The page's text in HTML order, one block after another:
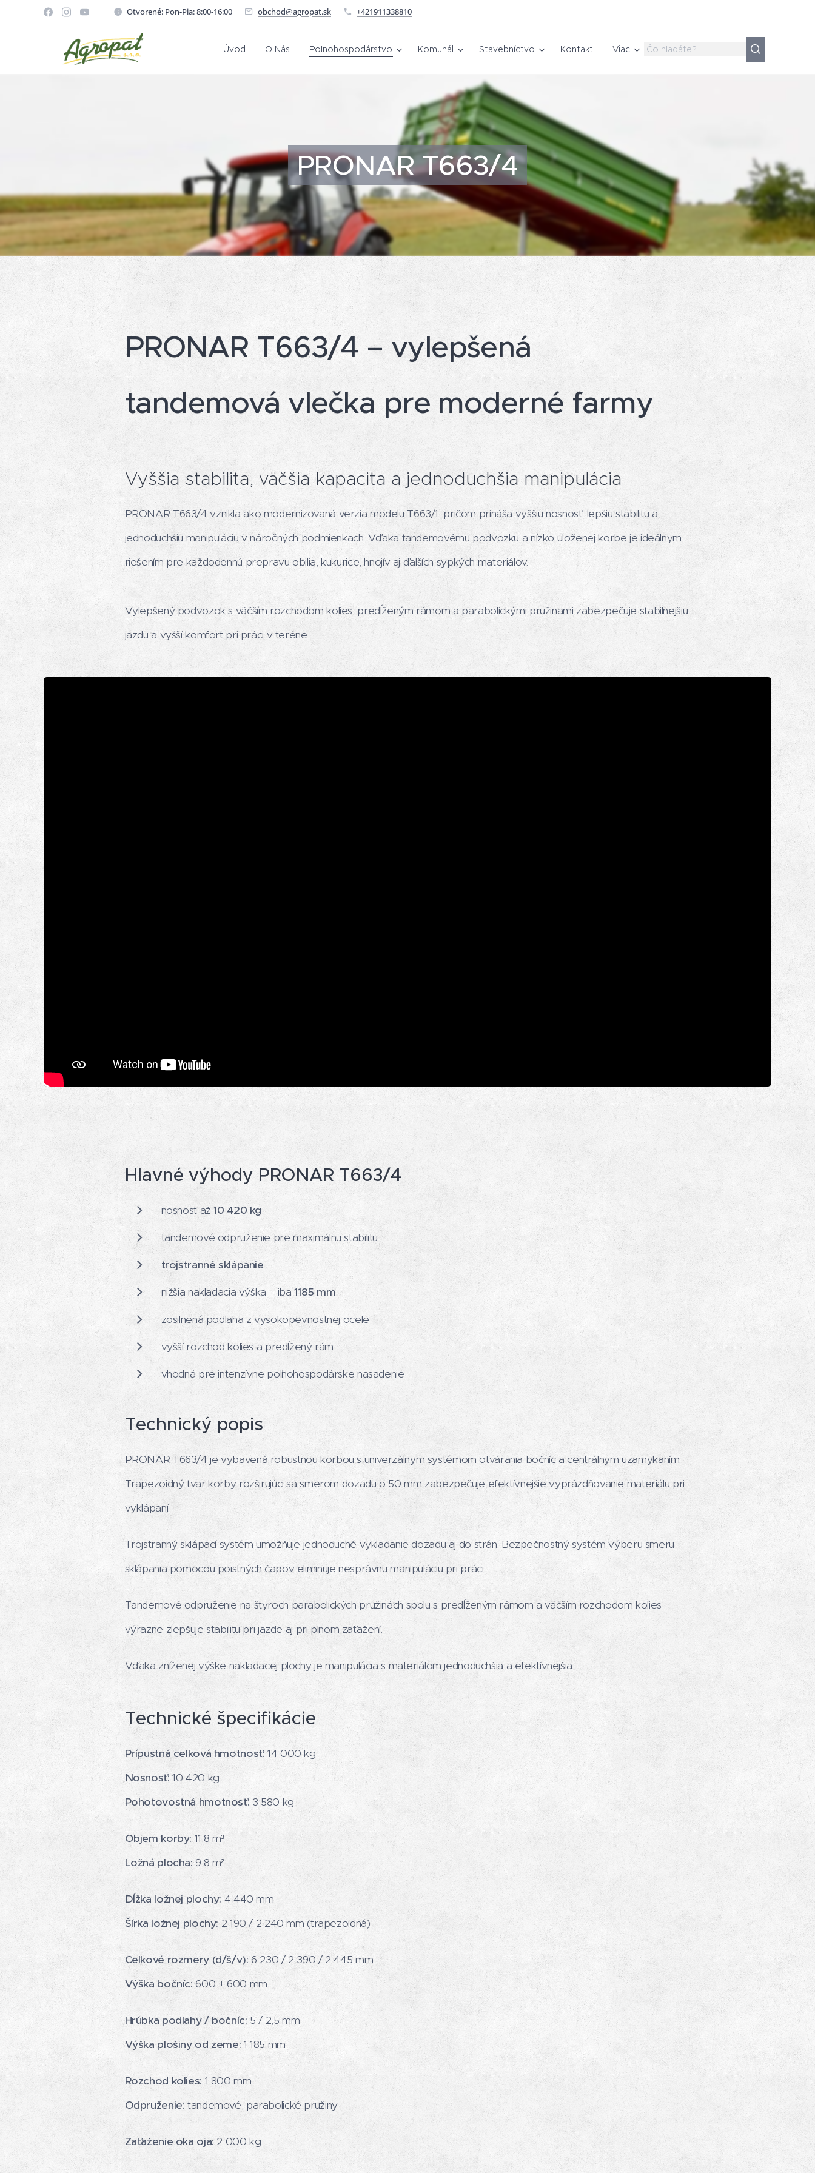
Otvorené: Pon-Pia: 8:00-16:00 obchod@agropat.sk +421911338810
Úvod O Nás Poľnohospodárstvo Komunál Stavebníctvo Kontakt Viac
PRONAR T663/4
PRONAR T663/4 – vylepšená
tandemová vlečka pre moderné farmy
Vyššia stabilita, väčšia kapacita a jednoduchšia manipulácia
PRONAR T663/4 vznikla ako modernizovaná verzia modelu T663/1, pričom prináša vyššiu nosnosť, lepšiu stabilitu a
jednoduchšiu manipuláciu v náročných podmienkach. Vďaka tandemovému podvozku a nízko uloženej korbe je ideálnym
riešením pre každodennú prepravu obilia, kukurice, hnojív aj ďalších sypkých materiálov.
Vylepšený podvozok s väčším rozchodom kolies, predĺženým rámom a parabolickými pružinami zabezpečuje stabilnejšiu
jazdu a vyšší komfort pri práci v teréne.
Hlavné výhody PRONAR T663/4
nosnosť až10 420 kg
tandemové odpruženie pre maximálnu stabilitu
trojstranné sklápanie
nižšia nakladacia výška – iba1185 mm
zosilnená podlaha z vysokopevnostnej ocele
vyšší rozchod kolies a predĺžený rám
vhodná pre intenzívne poľnohospodárske nasadenie
Technický popis
PRONAR T663/4 je vybavená robustnou korbou s univerzálnym systémom otvárania bočníc a centrálnym uzamykaním.
Trapezoidný tvar korby rozširujúci sa smerom dozadu o 50 mm zabezpečuje efektívnejšie vyprázdňovanie materiálu pri
vyklápaní.
Trojstranný sklápací systém umožňuje jednoduché vykladanie dozadu aj do strán. Bezpečnostný systém výberu smeru
sklápania pomocou poistných čapov eliminuje nesprávnu manipuláciu pri práci.
Tandemové odpruženie na štyroch parabolických pružinách spolu s predĺženým rámom a väčším rozchodom kolies
výrazne zlepšuje stabilitu pri jazde aj pri plnom zaťažení.
Vďaka zníženej výške nakladacej plochy je manipulácia s materiálom jednoduchšia a efektívnejšia.
Technické špecifikácie
Prípustná celková hmotnosť: 14 000 kg
Nosnosť: 10 420 kg
Pohotovostná hmotnosť:3 580 kg
Objem korby: 11,8 m³
Ložná plocha:9,8 m²
Dĺžka ložnej plochy: 4 440 mm
Šírka ložnej plochy: 2 190 / 2 240 mm (trapezoidná)
Celkové rozmery (d/š/v): 6 230 / 2 390 / 2 445 mm
Výška bočníc:600 + 600 mm
Hrúbka podlahy / bočníc: 5 / 2,5 mm
Výška plošiny od zeme: 1 185 mm
Rozchod kolies: 1 800 mm
Odpruženie: tandemové, parabolické pružiny
Zaťaženie oka oja: 2 000 kg